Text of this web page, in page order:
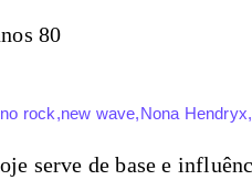
rock,new wave,Nona Hendryx,
serve de base e